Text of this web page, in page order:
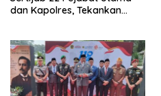
dan Kapolres, Tekankan